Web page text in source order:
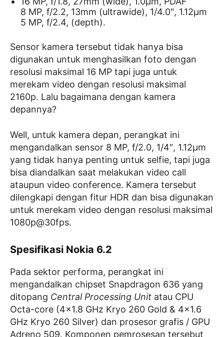
8 MP, f/2.2, 13mm (ultrawide), 1/4.0″, 1.12µm
5 MP, f/2.4, (depth).
Sensor kamera tersebut tidak hanya bisa
digunakan untuk menghasilkan foto dengan
resolusi maksimal 16 MP tapi juga untuk
merekam video dengan resolusi maksimal
2160p. Lalu bagaimana dengan kamera
depannya?
Well, untuk kamera depan, perangkat ini
mengandalkan sensor 8 MP, f/2.0, 1/4″, 1.12µm
yang tidak hanya penting untuk selfie, tapi juga
bisa diandalkan saat melakukan video call
ataupun video conference. Kamera tersebut
dilengkapi dengan fitur HDR dan bisa digunakan
untuk merekam video dengan resolusi maksimal
1080p@30fps.
Spesifikasi Nokia 6.2
Pada sektor performa, perangkat ini
mengandalkan chipset Snapdragon 636 yang
ditopang Central Processing Unit atau CPU
Octa-core (4×1.8 GHz Kryo 260 Gold & 4×1.6
GHz Kryo 260 Silver) dan prosesor grafis / GPU
Adreno 509. Komponen pemrosesan tersebut